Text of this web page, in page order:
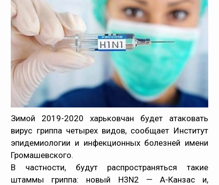
Медпрацівникам
Статистика
Документи
Контакти
Карта сайта
Зимой 2019-2020 харьковчан будет атаковать
вирус гриппа четырех видов, сообщает Институт
эпидемиологии и инфекционных болезней имени
Громашевского.
В частности, будут распространяться такие
штаммы гриппа: новый H3N2 — А-Канзас и,